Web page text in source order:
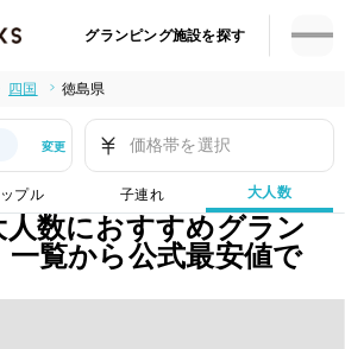
グランピング施設を探す
四国 徳島県
変更 価格帯を選択
プル 子連れ 大人数
人数におすすめグラン
一覧から公式最安値で